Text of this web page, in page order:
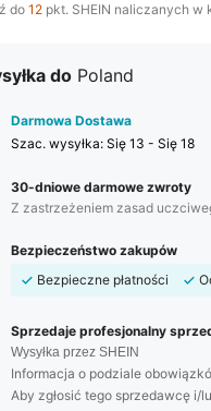
do 12 pkt. SHEIN naliczanych w
do Poland
Darmowa Dostawa
Szac. wysyłka: Się 13 - Się 18
30-dniowe darmowe zwroty
Z zastrzeżeniem zasad
Bezpieczeństwo zakupów
Bezpieczne płatności
Sprzedaje profesjonalny
Wysyłka przez SHEIN
Informacja o podziale
Aby zgłosić tego sprzedawcę i/